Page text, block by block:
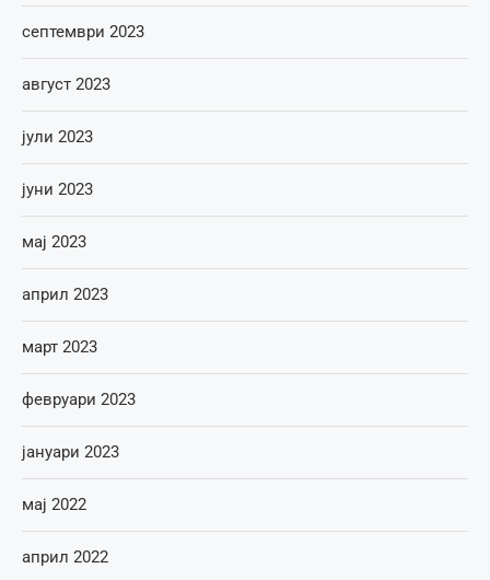
септември 2023
август 2023
јули 2023
јуни 2023
мај 2023
април 2023
март 2023
февруари 2023
јануари 2023
мај 2022
април 2022